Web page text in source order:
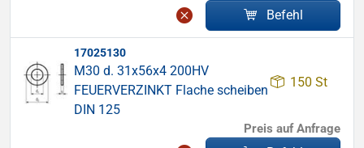
Befehl
17025130
M30 d. 31x56x4 200HV
FEUERVERZINKT Flache scheiben
DIN 125
150 St
Preis auf Anfrage